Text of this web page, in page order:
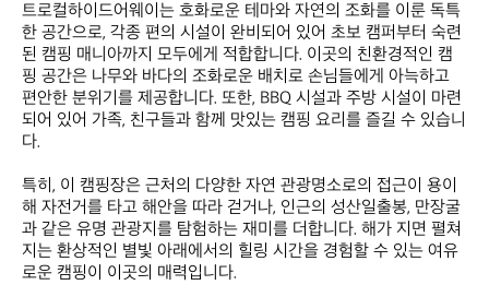
이
드
어
웨
이
트로컬하이드어웨이는 호화로운 테마와 자연의 조화를 이룬 독특
한 공간으로, 각종 편의 시설이 완비되어 있어 초보 캠퍼부터 숙련
된 캠핑 매니아까지 모두에게 적합합니다. 이곳의 친환경적인 캠
핑 공간은 나무와 바다의 조화로운 배치로 손님들에게 아늑하고
편안한 분위기를 제공합니다. 또한, BBQ 시설과 주방 시설이 마련
되어 있어 가족, 친구들과 함께 맛있는 캠핑 요리를 즐길 수 있습니
다.
특히, 이 캠핑장은 근처의 다양한 자연 관광명소로의 접근이 용이
해 자전거를 타고 해안을 따라 걷거나, 인근의 성산일출봉, 만장굴
과 같은 유명 관광지를 탐험하는 재미를 더합니다. 해가 지면 펼쳐
지는 환상적인 별빛 아래에서의 힐링 시간을 경험할 수 있는 여유
로운 캠핑이 이곳의 매력입니다.